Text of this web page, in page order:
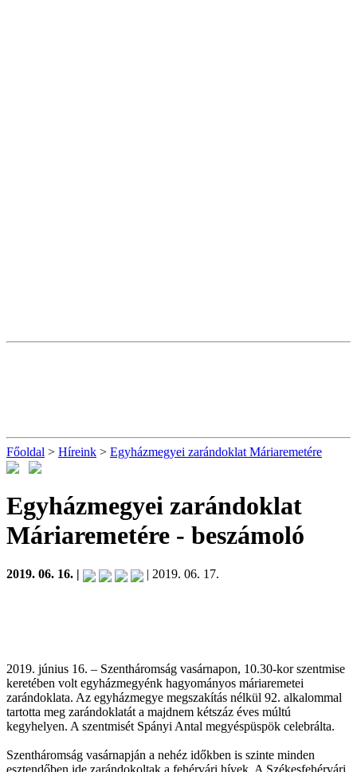
Főoldal > Híreink > Egyházmegyei zarándoklat Máriaremetére
Egyházmegyei zarándoklat
Máriaremetére - beszámoló
2019. 06. 16. | | 2019. 06. 17.
2019. június 16. – Szentháromság vasárnapon, 10.30-kor szentmise
keretében volt egyházmegyénk hagyományos máriaremetei
zarándoklata. Az egyházmegye megszakítás nélkül 92. alkalommal
tartotta meg zarándoklatát a majdnem kétszáz éves múltú
kegyhelyen. A szentmisét Spányi Antal megyéspüspök celebrálta.
Szentháromság vasárnapján a nehéz időkben is szinte minden
esztendőben ide zarándokoltak a fehérvári hívek. A Székesfehérvári